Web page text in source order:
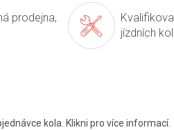
prodejna,
jízdních kol
kola. Klikni pro více informací.